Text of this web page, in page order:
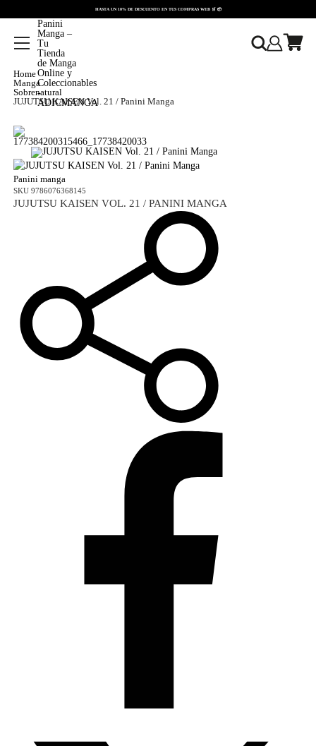
HASTA UN 10% DE DESCUENTO EN TUS COMPRAS WEB 🛒 📦
Home
Manga
Sobrenatural
JUJUTSU KAISEN Vol. 21 / Panini Manga
177384200315466_17738420033
Panini manga
SKU 9786076368145
JUJUTSU KAISEN VOL. 21 / PANINI MANGA